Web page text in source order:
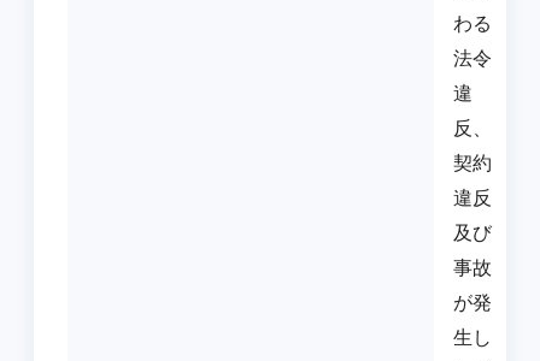
わる
法令
違
反、
契約
違反
及び
事故
が発
生し